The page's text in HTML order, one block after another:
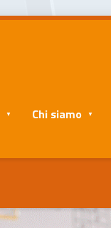
Chi siamo